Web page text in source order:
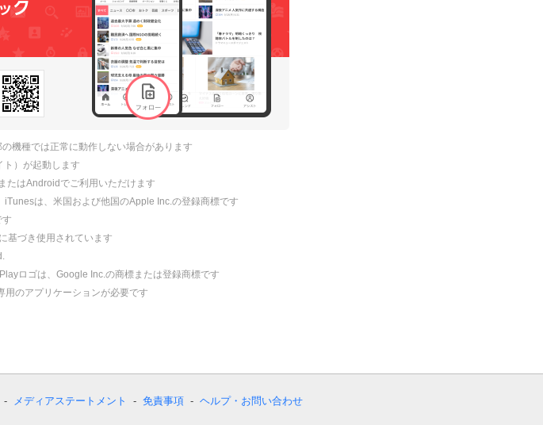
機種では正常に動作しない場合があります
ト）が起動します
たはAndroidでご利用いただけます
は、米国および他国のApple Inc.の登録商標です
基づき使用されています
ロゴは、Google Inc.の商標または登録商標です
用のアプリケーションが必要です
メディアステートメント 免責事項 ヘルプ・お問い合わせ